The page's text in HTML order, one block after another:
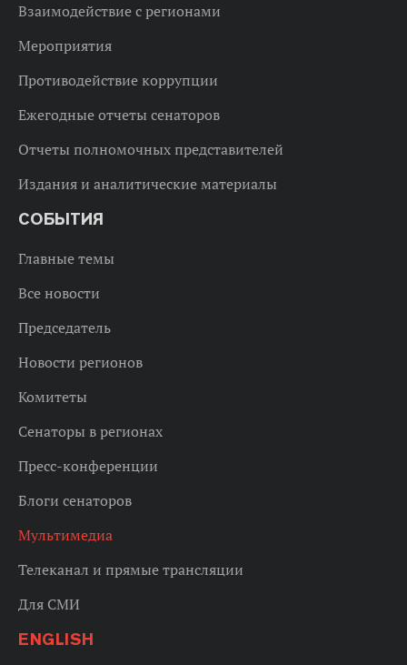
Взаимодействие с регионами
Мероприятия
Противодействие коррупции
Ежегодные отчеты сенаторов
Отчеты полномочных представителей
Издания и аналитические материалы
СОБЫТИЯ
Главные темы
Все новости
Председатель
Новости регионов
Комитеты
Сенаторы в регионах
Пресс-конференции
Блоги сенаторов
Мультимедиа
Телеканал и прямые трансляции
Для СМИ
ENGLISH